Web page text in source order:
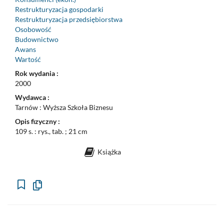
Restrukturyzacja gospodarki
Restrukturyzacja przedsiębiorstwa
Osobowość
Budownictwo
Awans
Wartość
Rok wydania :
2000
Wydawca :
Tarnów : Wyższa Szkoła Biznesu
Opis fizyczny :
109 s. : rys., tab. ; 21 cm
Książka
Kopiuj